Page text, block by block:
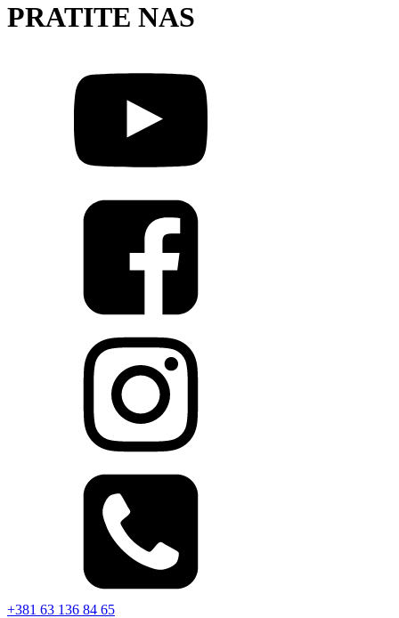
PRATITE NAS
+381 63 136 84 65